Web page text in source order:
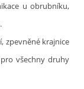
u obrubníku,
zpevněné krajnice
všechny druhy